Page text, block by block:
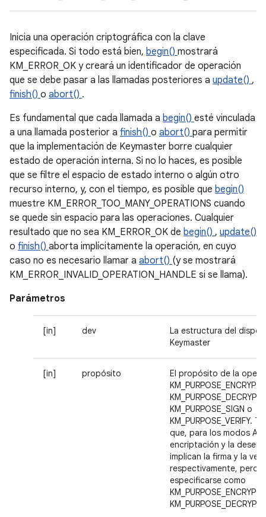
Inicia una operación criptográfica con la clave
especificada. Si todo está bien, begin() mostrará
KM_ERROR_OK y creará un identificador de operación
que se debe pasar a las llamadas posteriores a update() ,
finish() o abort() .
Es fundamental que cada llamada a begin() esté vinculada
a una llamada posterior a finish() o abort() para permitir
que la implementación de Keymaster borre cualquier
estado de operación interna. Si no lo haces, es posible
que se filtre el espacio de estado interno o algún otro
recurso interno, y, con el tiempo, es posible que begin()
muestre KM_ERROR_TOO_MANY_OPERATIONS cuando
se quede sin espacio para las operaciones. Cualquier
resultado que no sea KM_ERROR_OK de begin() , update()
o finish() aborta implícitamente la operación, en cuyo
caso no es necesario llamar a abort() (y se mostrará
KM_ERROR_INVALID_OPERATION_HANDLE si se llama).
Parámetros
[in] dev
La estructura del
Keymaster
[in] propósito
El propósito de la
KM_PURPOSE_ENCRYPT,
KM_PURPOSE_DECRYPT,
KM_PURPOSE_SIGN o
KM_PURPOSE_VERIFY.
que, para los modos
encriptación y la
implican la firma y la
respectivamente, pero
especificarse como
KM_PURPOSE_ENCRYPT
KM_PURPOSE_DECRYPT.